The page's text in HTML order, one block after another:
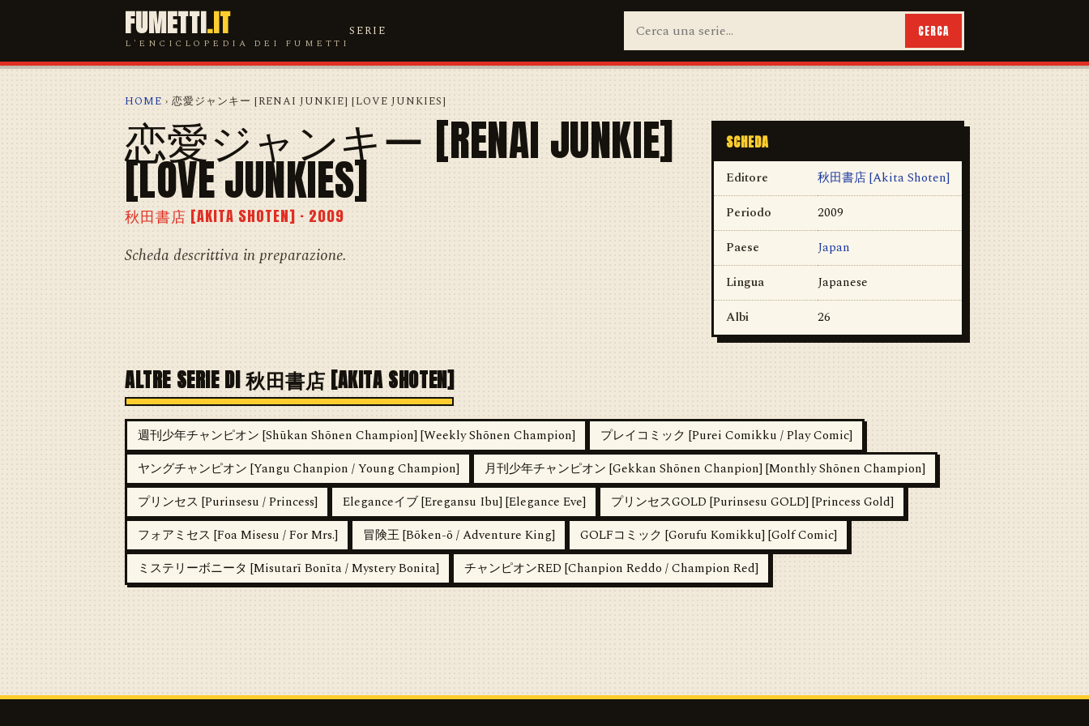
FUMETTI.IT
L'ENCICLOPEDIA DEI FUMETTI
SERIE CERCA
HOME › 恋愛ジャンキー [RENAI JUNKIE] [LOVE JUNKIES]
恋愛ジャンキー [RENAI JUNKIE]
[LOVE JUNKIES]
秋田書店 [AKITA SHOTEN] · 2009
Scheda descrittiva in preparazione.
SCHEDA
Editore
秋田書店 [Akita Shoten]
Periodo
2009
Paese
Japan
Lingua
Japanese
Albi
26
ALTRE SERIE DI 秋田書店 [AKITA SHOTEN]
週刊少年チャンピオン [Shūkan Shōnen Champion] [Weekly Shōnen Champion]
プレイコミック [Purei Comikku / Play Comic]
ヤングチャンピオン [Yangu Chanpion / Young Champion]
月刊少年チャンピオン [Gekkan Shōnen Chanpion] [Monthly Shōnen Champion]
プリンセス [Purinsesu / Princess]
Eleganceイブ [Eregansu Ibu] [Elegance Eve]
プリンセスGOLD [Purinsesu GOLD] [Princess Gold]
フォアミセス [Foa Misesu / For Mrs.]
冒険王 [Bōken-ō / Adventure King]
GOLFコミック [Gorufu Komikku] [Golf Comic]
ミステリーボニータ [Misutarī Bonīta / Mystery Bonita]
チャンピオンRED [Chanpion Reddo / Champion Red]